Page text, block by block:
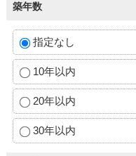
築年数
指定なし
10年以内
20年以内
30年以内